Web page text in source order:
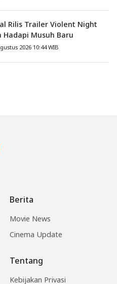
Rilis Trailer Violent Night
Hadapi Musuh Baru
2026 10:44 WIB
Berita
Movie News
Cinema Update
Tentang
Kebijakan Privasi